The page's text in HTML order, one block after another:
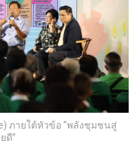
ภายใต้หัวข้อ “พลังชุมชนสู่
ดี”